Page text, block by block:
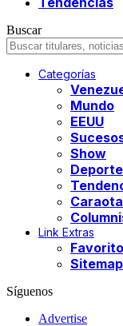
Buscar
Categorías
Mundo
EEUU
Show
Link Extras
Sitemap
Síguenos
Advertise